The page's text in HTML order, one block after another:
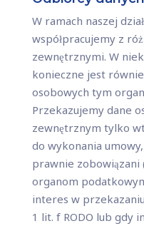
W ramach naszej
współpracujemy z
zewnętrznymi. W
konieczne jest
osobowych tym
Przekazujemy dane
zewnętrznym tylko
do wykonania
prawnie zobowiązani
organom
interes w
1 lit. f RODO lub gdy